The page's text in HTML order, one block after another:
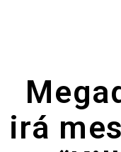
irá